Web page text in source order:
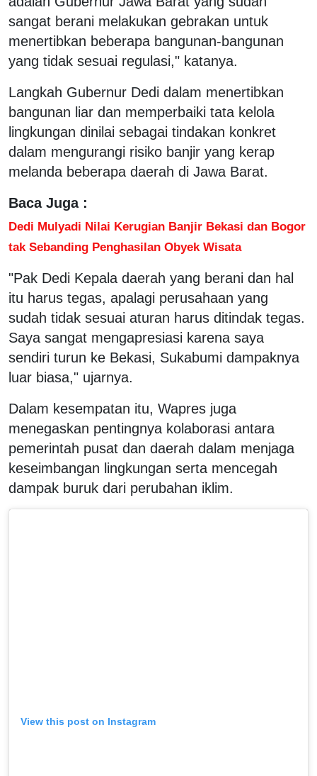
sangat berani melakukan gebrakan untuk
menertibkan beberapa bangunan-bangunan
yang tidak sesuai regulasi," katanya.
Langkah Gubernur Dedi dalam menertibkan
bangunan liar dan memperbaiki tata kelola
lingkungan dinilai sebagai tindakan konkret
dalam mengurangi risiko banjir yang kerap
melanda beberapa daerah di Jawa Barat.
Baca Juga :
Dedi Mulyadi Nilai Kerugian Banjir Bekasi dan Bogor
tak Sebanding Penghasilan Obyek Wisata
"Pak Dedi Kepala daerah yang berani dan hal
itu harus tegas, apalagi perusahaan yang
sudah tidak sesuai aturan harus ditindak tegas.
Saya sangat mengapresiasi karena saya
sendiri turun ke Bekasi, Sukabumi dampaknya
luar biasa," ujarnya.
Dalam kesempatan itu, Wapres juga
menegaskan pentingnya kolaborasi antara
pemerintah pusat dan daerah dalam menjaga
keseimbangan lingkungan serta mencegah
dampak buruk dari perubahan iklim.
View this post on Instagram